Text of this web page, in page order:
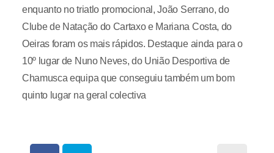
enquanto no triatlo promocional, João Serrano, do
Clube de Natação do Cartaxo e Mariana Costa, do
Oeiras foram os mais rápidos. Destaque ainda para o
10º lugar de Nuno Neves, do União Desportiva de
Chamusca equipa que conseguiu também um bom
quinto lugar na geral colectiva